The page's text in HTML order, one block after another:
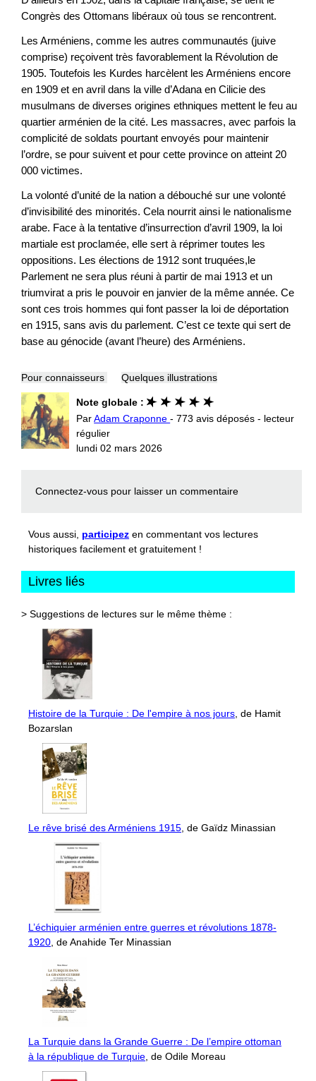
Congrès des Ottomans libéraux où tous se rencontrent.
Les Arméniens, comme les autres communautés (juive
comprise) reçoivent très favorablement la Révolution de
1905. Toutefois les Kurdes harcèlent les Arméniens encore
en 1909 et en avril dans la ville d’Adana en Cilicie des
musulmans de diverses origines ethniques mettent le feu au
quartier arménien de la cité. Les massacres, avec parfois la
complicité de soldats pourtant envoyés pour maintenir
l’ordre, se pour suivent et pour cette province on atteint 20
000 victimes.
La volonté d’unité de la nation a débouché sur une volonté
d’invisibilité des minorités. Cela nourrit ainsi le nationalisme
arabe. Face à la tentative d’insurrection d’avril 1909, la loi
martiale est proclamée, elle sert à réprimer toutes les
oppositions. Les élections de 1912 sont truquées,le
Parlement ne sera plus réuni à partir de mai 1913 et un
triumvirat a pris le pouvoir en janvier de la même année. Ce
sont ces trois hommes qui font passer la loi de déportation
en 1915, sans avis du parlement. C’est ce texte qui sert de
base au génocide (avant l’heure) des Arméniens.
Pour connaisseurs Quelques illustrations
Note globale :
ParAdam Craponne- 773 avis déposés - lecteur
régulier
lundi 02 mars 2026
Connectez-vous pour laisser un commentaire
Vous aussi, participez en commentant vos lectures
historiques facilement et gratuitement !
Livres liés
> Suggestions de lectures sur le même thème :
Histoire de la Turquie : De l'empire à nos jours , de Hamit
Bozarslan
Le rêve brisé des Arméniens 1915 , de Gaïdz Minassian
L’échiquier arménien entre guerres et révolutions 1878-
1920 , de Anahide Ter Minassian
La Turquie dans la Grande Guerre : De l’empire ottoman
à la république de Turquie , de Odile Moreau